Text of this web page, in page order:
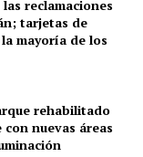
reclamaciones
tarjetas de
mayoría de los
rehabilitado
nuevas áreas